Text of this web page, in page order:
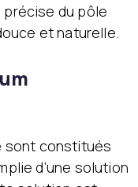
du pôle
et naturelle.
sont constitués
d’une solution